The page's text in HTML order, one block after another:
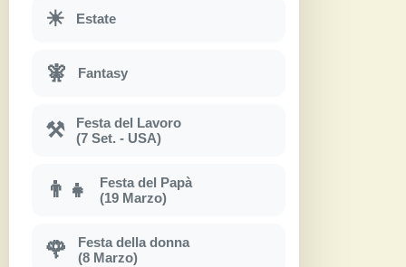
☀ Estate
🧚 Fantasy
⚒
Festa del Lavoro
(7 Set. - USA)
👨‍👧
Festa del Papà
(19 Marzo)
🌹
Festa della donna
(8 Marzo)